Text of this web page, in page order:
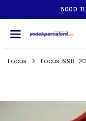
5000 TL
Focus Focus 1998-